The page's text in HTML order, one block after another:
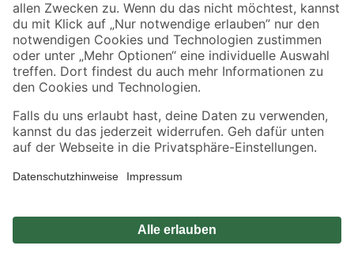
Jetzt die toom-App herunterladen
Alle Preisangaben in EUR inkl. gesetzl. MwSt.. Die dargestellten Angebote sind unter
Umständen nicht in allen Märkten verfügbar. Die angegebenen Verfügbarkeiten beziehen
Produkte nur solange der Vorrat reicht.
*Paketversand ab 59 € versandkostenfrei, gilt nicht für Artikel mit Speditionsversand, hier
Privatsphäre Impressum
Nutzungsbedingungen
Widerrufsrecht Vertrag widerrufen